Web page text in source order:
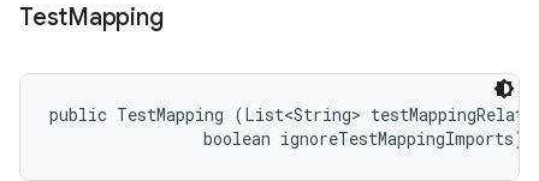
TestMapping
public TestMapping (List<String>
                boolean ignoreTestMappingImports)